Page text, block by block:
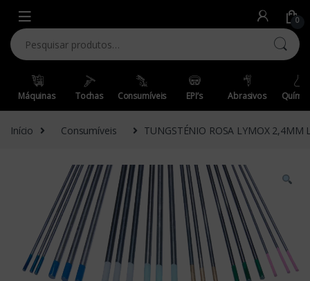
0
Pesquisar por:
Máquinas Tochas Consumíveis EPI’s Abrasivos
Início Consumíveis TUNGSTÉNIO ROSA LYMOX 2,4MM